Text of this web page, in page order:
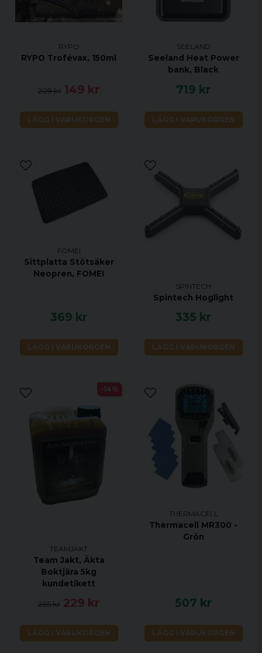
RYPO
RYPO Trofévax, 150ml
209 kr 149 kr
LÄGG I VARUKORGEN
SEELAND
Seeland Heat Power
bank, Black
719 kr
LÄGG I VARUKORGEN
FOMEI
Sittplatta Stötsäker
Neopren, FOMEI
369 kr
LÄGG I VARUKORGEN
SPINTECH
Spintech Hoglight
335 kr
LÄGG I VARUKORGEN
TEAMJAKT
Team Jakt, Äkta
Boktjära 5kg
kundetikett
265 kr 229 kr
LÄGG I VARUKORGEN
-14%
THERMACELL
Thermacell MR300 -
Grön
507 kr
LÄGG I VARUKORGEN